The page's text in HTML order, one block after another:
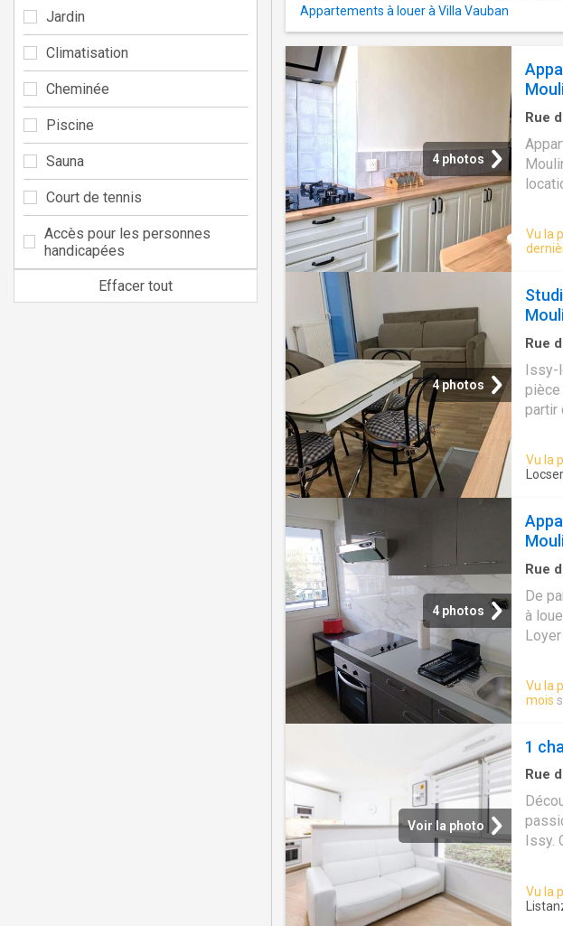
Appartements à louer à Villa Vauban
4 photos
Rue
Vu la
4 photos
Rue
Issy-
pièce
partir
Vu la
4 photos
Rue
De
à
Vu la
mois
Voir la photo
1
Rue
Issy.
un
vous
Vu la
Jardin
Climatisation
Cheminée
Piscine
Sauna
Court de tennis
Accès pour les personnes
handicapées
Effacer tout